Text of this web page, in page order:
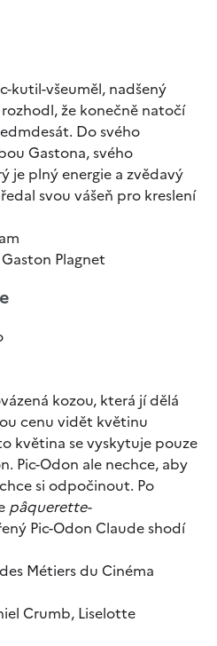
kutil-všeuměl, nadšený
že konečně natočí
Do svého
Gastona, svého
je plný energie a zvědavý
svou vášeň pro kreslení
Plagnet
kozou, která jí dělá
cenu vidět květinu
květina se vyskytuje pouze
Pic-Odon ale nechce, aby
si odpočinout. Po
pâquerette-
Pic-Odon Claude shodí
Métiers du Cinéma
Crumb, Liselotte